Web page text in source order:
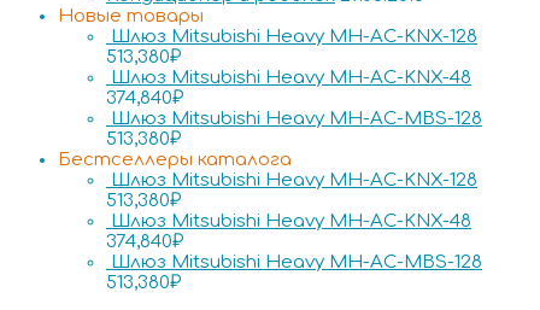
Новые товары
Шлюз Mitsubishi Heavy MH-AC-KNX-128
513,380₽
Шлюз Mitsubishi Heavy MH-AC-KNX-48
374,840₽
Шлюз Mitsubishi Heavy MH-AC-MBS-128
513,380₽
Бестселлеры каталога
Шлюз Mitsubishi Heavy MH-AC-KNX-128
513,380₽
Шлюз Mitsubishi Heavy MH-AC-KNX-48
374,840₽
Шлюз Mitsubishi Heavy MH-AC-MBS-128
513,380₽